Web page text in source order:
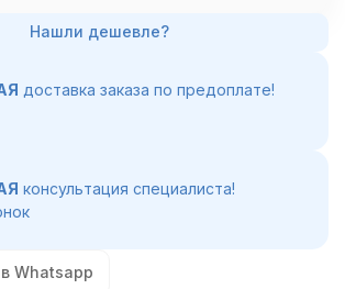
доставка заказа по предоплате!
консультация специалиста!
Whatsapp